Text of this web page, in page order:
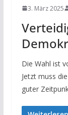
3. März 2025
Die Wahl ist
Jetzt muss
guter